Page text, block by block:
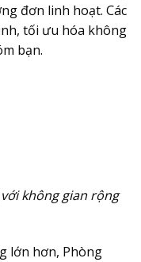
đơn linh hoạt. Các
tối ưu hóa không
bạn.
không gian rộng
lớn hơn, Phòng